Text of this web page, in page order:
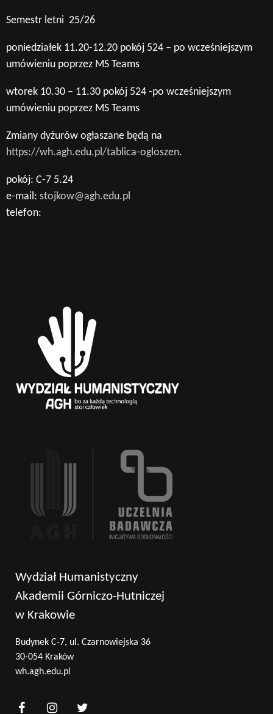
Semestr letni 25/26
poniedziałek 11.20-12.20 pokój 524 – po wcześniejszym
umówieniu poprzez MS Teams
wtorek 10.30 – 11.30 pokój 524 -po wcześniejszym
umówieniu poprzez MS Teams
Zmiany dyżurów ogłaszane będą na
https://wh.agh.edu.pl/tablica-ogloszen.
pokój: C-7 5.24
e-mail: stojkow@agh.edu.pl
telefon:
Wydział Humanistyczny
Akademii Górniczo-Hutniczej
w Krakowie
Budynek C-7, ul. Czarnowiejska 36
30-054 Kraków
wh.agh.edu.pl